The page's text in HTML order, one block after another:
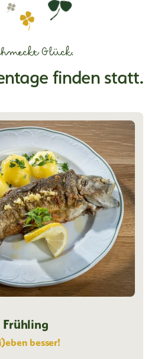
Glück.
finden statt.
Frühling
besser!